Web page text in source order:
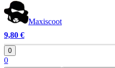
Maxiscoot
9,80 €
0
0